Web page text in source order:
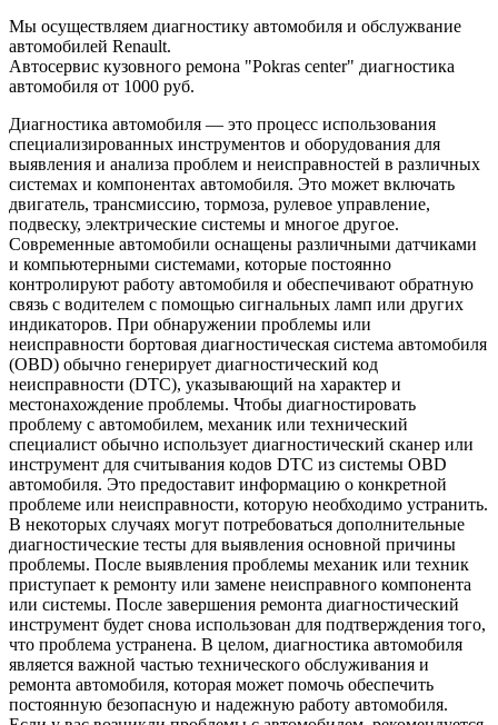
Мы осуществляем диагностику автомобиля и обслужвание
автомобилей Renault.
Автосервис кузовного ремона "Pokras center" диагностика
автомобиля от 1000 руб.
Диагностика автомобиля — это процесс использования
специализированных инструментов и оборудования для
выявления и анализа проблем и неисправностей в различных
системах и компонентах автомобиля. Это может включать
двигатель, трансмиссию, тормоза, рулевое управление,
подвеску, электрические системы и многое другое.
Современные автомобили оснащены различными датчиками
и компьютерными системами, которые постоянно
контролируют работу автомобиля и обеспечивают обратную
связь с водителем с помощью сигнальных ламп или других
индикаторов. При обнаружении проблемы или
неисправности бортовая диагностическая система автомобиля
(OBD) обычно генерирует диагностический код
неисправности (DTC), указывающий на характер и
местонахождение проблемы. Чтобы диагностировать
проблему с автомобилем, механик или технический
специалист обычно использует диагностический сканер или
инструмент для считывания кодов DTC из системы OBD
автомобиля. Это предоставит информацию о конкретной
проблеме или неисправности, которую необходимо устранить.
В некоторых случаях могут потребоваться дополнительные
диагностические тесты для выявления основной причины
проблемы. После выявления проблемы механик или техник
приступает к ремонту или замене неисправного компонента
или системы. После завершения ремонта диагностический
инструмент будет снова использован для подтверждения того,
что проблема устранена. В целом, диагностика автомобиля
является важной частью технического обслуживания и
ремонта автомобиля, которая может помочь обеспечить
постоянную безопасную и надежную работу автомобиля.